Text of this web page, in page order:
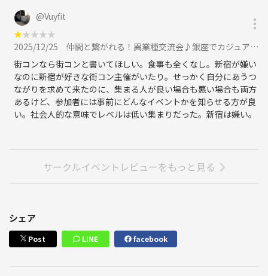
スーツ姿の方が多く見受けられますが、指定ではありません。ドレスコ
ードもございません。過度にラフな服装（サンダル履きや短パンなど）
はお勧めできませんが、ご自身の個性に合わせた清潔感のあるファッシ
ョンをお勧めします。
◆新時代が始まる！
コロナ禍が終焉し世の中は新しいフェーズに入っています。少子高齢化
に起因するGDPの低下、年金問題、そしてインフレ、慢性的なエネルギ
ー不足、食料自給率、災害リスクなど暗い将来の見通ししかできない日
本ですが、アイディアやチャレンジ精神から生まれるビジネスの成功は
しできるように当日は座席を用意して皆様をお待ちしております。
◆イベント詳細
所要時間 ： 60-70分ほど
受付時間 ： 開始時間の10分前です
会場 ： WhiteKeyGINZA（ホワイトキー銀座）
@Vuyfit
★★★★★
2025/12/25
仲間と繋がれる！異業種交流会♪銀座でカジュアルに良質な出会いを！に参加
街コンなら街コンと書いてほしい。食事も全くなし。新宿が嫌い
なのに新宿が好きな街コン主催がいたり。せっかく自分にあうつ
ながりを求めて来たのに、集まる人が良い場合も悪い場合も両方
あるけど、参加者には事前にどんなイベントかを知らせる方が良
い。社会人的な意味でレベルは低い集まりだった。新宿は嫌い。
サークルイベントレビューをもっと見る
シェア
Post LINE facebook